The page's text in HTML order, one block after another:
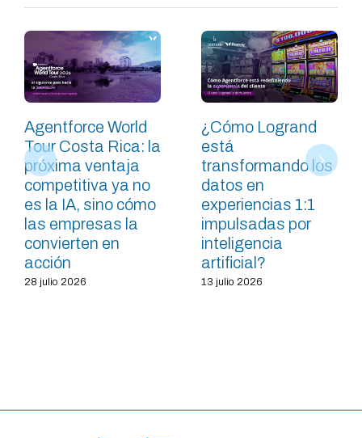
Agentforce World
Tour Costa Rica: la
próxima ventaja
competitiva ya no
es la IA, sino cómo
las empresas la
convierten en
acción
28 julio 2026
¿Cómo Logrand
está
transformando los
datos en
experiencias 1:1
impulsadas por
inteligencia
artificial?
13 julio 2026